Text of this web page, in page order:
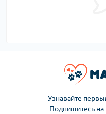
Узнавайте
Подпишитесь